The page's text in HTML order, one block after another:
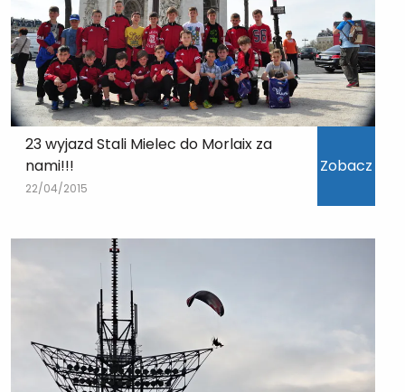
23 wyjazd Stali Mielec do Morlaix za
nami!!!
22/04/2015
Zobacz